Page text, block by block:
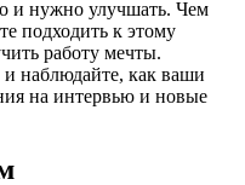
и нужно улучшать. Чем
подходить к этому
работу мечты.
наблюдайте, как ваши
на интервью и новые